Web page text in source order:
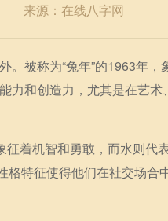
来源：在线八字网
被称为“兔年”的1963年，
力和创造力，尤其是在艺
征着机智和勇敢，而水则代
特征使得他们在社交场合